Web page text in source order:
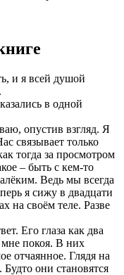
и я всей душой
в одной
опустив взгляд. Я
связывает только
тогда за просмотром
– быть с кем-то
Ведь мы всегда
я сижу в двадцати
на своём теле. Разве
Его глаза как два
покоя. В них
отчаянное. Глядя на
они становятся